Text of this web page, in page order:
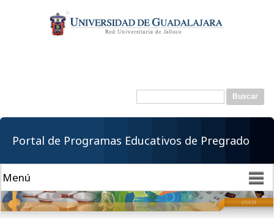
contenido
principal
Formulario de
Buscar
Portal de Programas Educativos de Pregrado